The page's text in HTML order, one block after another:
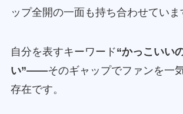
ップ全開の一面も持ち合わせていま
自分を表すキーワード“かっこいい
い”――そのギャップでファンを一
存在です。